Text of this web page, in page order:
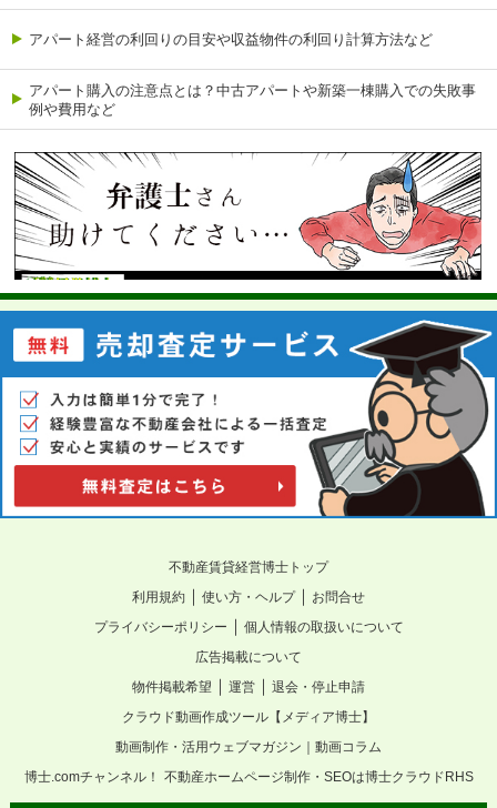
アパート経営の利回りの目安や収益物件の利回り計算方法など
アパート購入の注意点とは？中古アパートや新築一棟購入での失敗事
例や費用など
不動産賃貸経営博士トップ
利用規約 ｜ 使い方・ヘルプ｜ お問合せ
プライバシーポリシー ｜ 個人情報の取扱いについて
広告掲載について
物件掲載希望 ｜ 運営 ｜ 退会・停止申請
クラウド動画作成ツール【メディア博士】
動画制作・活用ウェブマガジン｜動画コラム
博士.comチャンネル！
不動産ホームページ制作・SEOは博士クラウドRHS